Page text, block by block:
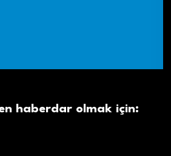
haberdar olmak için: